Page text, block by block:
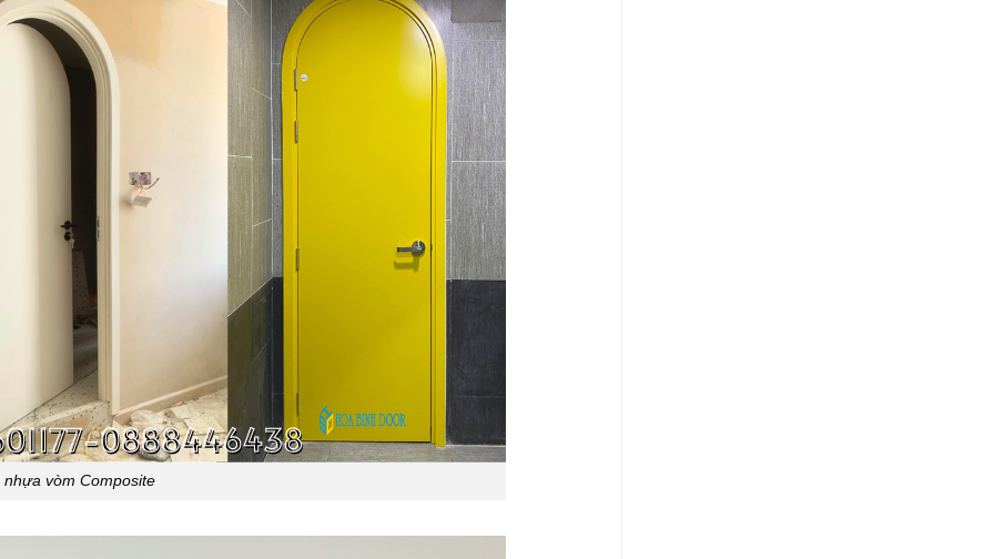
nhựa vòm Composite